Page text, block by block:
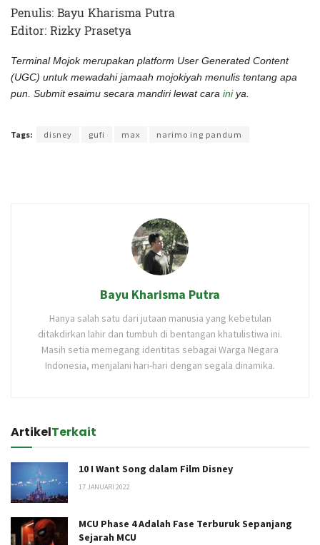
Penulis: Bayu Kharisma Putra
Editor: Rizky Prasetya
Terminal Mojok merupakan platform User Generated Content
(UGC) untuk mewadahi jamaah mojokiyah menulis tentang apa
pun. Submit esaimu secara mandiri lewat cara iniya.
Tags: disney gufi max narimo ing pandum
Bayu Kharisma Putra
Hanya salah satu dari jutaan manusia yang kebetulan
ditakdirkan lahir dan tumbuh di bentangan khatulistiwa ini.
Masih setia memegang identitas sebagai Warga Negara
Indonesia, menjalani hari-hari dengan segala dinamika.
ArtikelTerkait
10 I Want Song dalam Film Disney
17 JANUARI 2022
MCU Phase 4 Adalah Fase Terburuk Sepanjang
Sejarah MCU